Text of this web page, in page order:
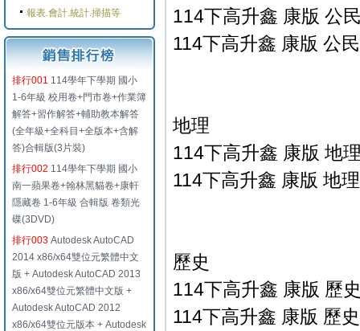
報表.會計.統計.掃描等
排行001 114學年下學期 國小
1-6年級 校用卷+門市卷+作業簿
解答+習作解答+輔助教本解答
(全年級+全科目+全版本+含解
答)合輯版(3片裝)
排行002 114學年下學期 國小
南一蘋果卷+翰林黑貓卷+康軒
隱藏卷 1-6年級 合輯版 卷類光
碟(3DVD)
排行003 Autodesk AutoCAD
2014 x86/x64雙位元繁體中文
版 + Autodesk AutoCAD 2013
x86/x64雙位元繁體中文版 +
Autodesk AutoCAD 2012
x86/x64雙位元版本 + Autodesk
114下高升鑫 康版 公
114下高升鑫 康版 公
地理
114下高升鑫 康版 地
114下高升鑫 康版 地
歷史
114下高升鑫 康版 歷
114下高升鑫 康版 歷